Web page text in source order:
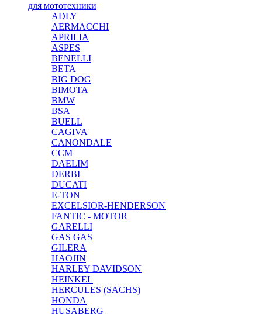
для мототехники
ADLY
AERMACCHI
APRILIA
ASPES
BENELLI
BETA
BIG DOG
BIMOTA
BMW
BSA
BUELL
CAGIVA
CANONDALE
CCM
DAELIM
DERBI
DUCATI
E-TON
EXCELSIOR-HENDERSON
FANTIC - MOTOR
GARELLI
GAS GAS
GILERA
HAOJIN
HARLEY DAVIDSON
HEINKEL
HERCULES (SACHS)
HONDA
HUSABERG